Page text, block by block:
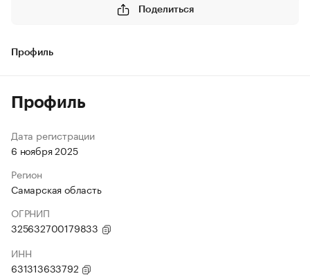
Поделиться
Профиль
Профиль
Дата регистрации
6 ноября 2025
Регион
Самарская область
ОГРНИП
325632700179833
ИНН
631313633792